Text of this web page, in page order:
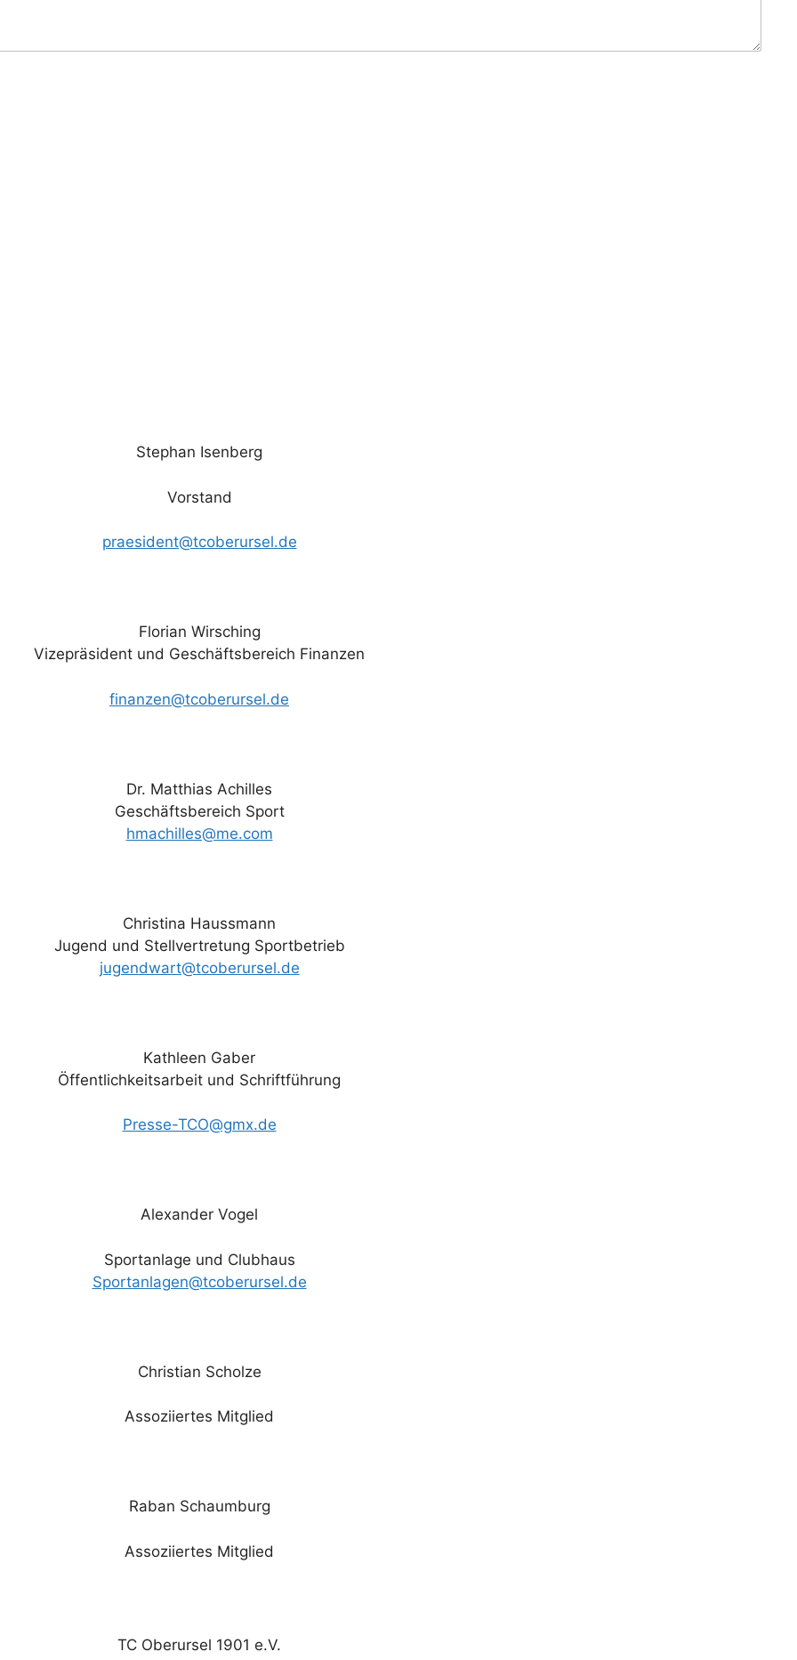
Stephan Isenberg
Vorstand
praesident@tcoberursel.de
Florian Wirsching
Vizepräsident und Geschäftsbereich Finanzen
finanzen@tcoberursel.de
Dr. Matthias Achilles
Geschäftsbereich Sport
hmachilles@me.com
Christina Haussmann
Jugend und Stellvertretung Sportbetrieb
jugendwart@tcoberursel.de
Kathleen Gaber
Öffentlichkeitsarbeit und Schriftführung
Presse-TCO@gmx.de
Alexander Vogel
Sportanlage und Clubhaus
Sportanlagen@tcoberursel.de
Christian Scholze
Assoziiertes Mitglied
Raban Schaumburg
Assoziiertes Mitglied
TC Oberursel 1901 e.V.